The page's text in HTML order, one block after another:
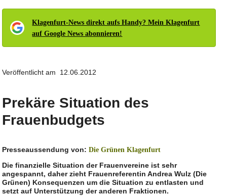
Klagenfurt-News direkt aufs Handy? Mein Klagenfurt
auf Google News abonnieren!
Veröffentlicht am 12.06.2012
Prekäre Situation des
Frauenbudgets
Presseaussendung von:Die Grünen Klagenfurt
Die finanzielle Situation der Frauenvereine ist sehr
angespannt, daher zieht Frauenreferentin Andrea Wulz (Die
Grünen) Konsequenzen um die Situation zu entlasten und
setzt auf Unterstützung der anderen Fraktionen.